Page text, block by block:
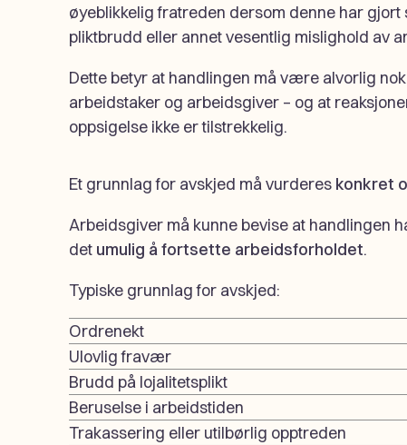
øyeblikkelig fratreden dersom denne har gjort
pliktbrudd eller annet vesentlig mislighold av
Dette betyr at handlingen må være alvorlig
arbeidstaker og arbeidsgiver – og at
oppsigelse ikke er tilstrekkelig.
Et grunnlag for avskjed må vurderes konkret
Arbeidsgiver må kunne bevise at handlingen
det umulig å fortsette arbeidsforholdet.
Typiske grunnlag for avskjed:
Ordrenekt
Ulovlig fravær
Brudd på lojalitetsplikt
Beruselse i arbeidstiden
Trakassering eller utilbørlig opptreden